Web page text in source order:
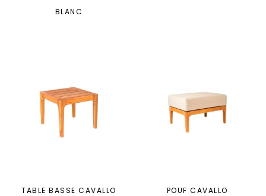
BLANC
TABLE BASSE CAVALLO POUF CAVALLO